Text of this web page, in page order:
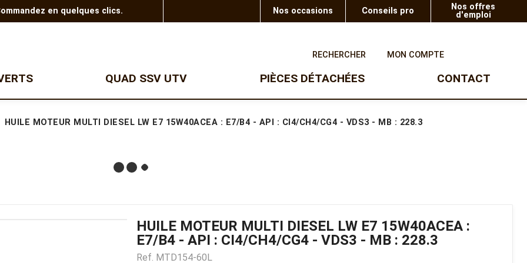
en quelques clics. Nos occasions Conseils pro
Nos offres
d'emploi
DEBROUSSAILLEUSES
TRONCONNEUSES
Elagueuse thermique
professionnelle
Tronçonneuse électrique
TAILLE-HAIE
SOUFFLEURS
GAMME PELLENC
QUAD SSV UTV
SSV UTV
PIÈCES DÉTACHÉES CONTACT
RECHERCHER MON COMPTE
HUILE MOTEUR MULTI DIESEL LW E7 15W40ACEA : E7/B4 - API : CI4/CH4/CG4 - VDS3 - MB : 228.3
HUILE MOTEUR MULTI DIESEL LW E7 15W40ACEA :
E7/B4 - API : CI4/CH4/CG4 - VDS3 - MB : 228.3
Ref. MTD154-60L